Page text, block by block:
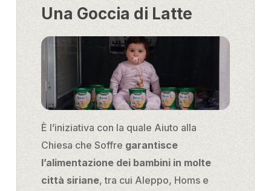
Una Goccia di Latte
È l’iniziativa con la quale Aiuto alla
Chiesa che Soffre garantisce
l’alimentazione dei bambini in molte
città siriane, tra cui Aleppo, Homs e